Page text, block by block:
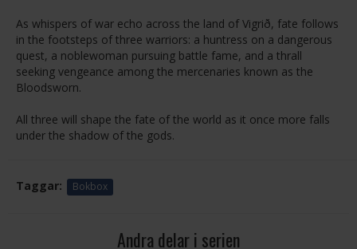
As whispers of war echo across the land of Vigrið, fate follows
in the footsteps of three warriors: a huntress on a dangerous
quest, a noblewoman pursuing battle fame, and a thrall
seeking vengeance among the mercenaries known as the
Bloodsworn.
All three will shape the fate of the world as it once more falls
under the shadow of the gods.
Taggar: Bokbox
Andra delar i serien